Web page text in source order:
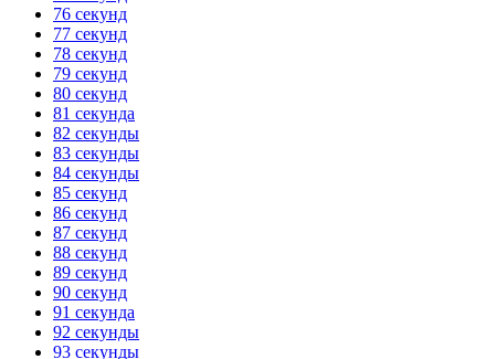
76 секунд
77 секунд
78 секунд
79 секунд
80 секунд
81 секунда
82 секунды
83 секунды
84 секунды
85 секунд
86 секунд
87 секунд
88 секунд
89 секунд
90 секунд
91 секунда
92 секунды
93 секунды